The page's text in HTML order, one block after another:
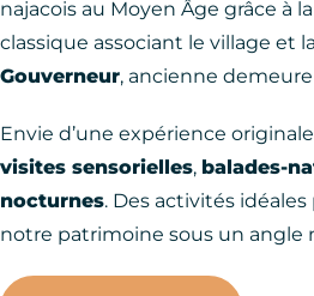
najacois au Moyen Âge grâce à
classique associant le village et la
Gouverneur, ancienne
Envie d’une expérience
visites sensorielles, balades-
nocturnes. Des activités
notre patrimoine sous un angle